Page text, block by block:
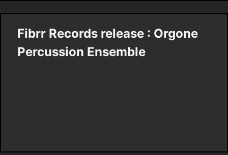
Fibrr Records release : Orgone
Percussion Ensemble